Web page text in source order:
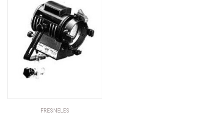
FRESNELES